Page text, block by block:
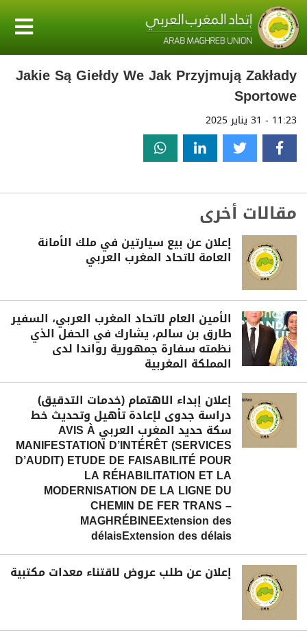
Jakie Są Giełdy We Jak Przyjmują Zakłady
Sportowe
11:23 - 31 يناير 2025
مقالات أخرى
إعلان عن بيع سيارتين في ملك الأمانة
العامة لاتحاد المغرب العربي
الأمين العام لاتحاد المغرب العربي، السفير
طارق بن سالم، يشارك في الحفل الذي
نظمته سفارة جمهورية رواندا لدى
المملكة المغربية
إعلان إبداء الاهتمام (خدمات التدقيق)
دراسة جدوى لإعادة تأهيل وتحديث خط
سكة حديد المغرب العربي AVIS À
MANIFESTATION D’INTÉRÊT (SERVICES
D’AUDIT) ETUDE DE FAISABILITÉ POUR
LA RÉHABILITATION ET LA
MODERNISATION DE LA LIGNE DU
CHEMIN DE FER TRANS –
MAGHRÉBINEExtension des
délaisExtension des délais
إعلان عن طلب عروض لاقتناء معدات مكتبية